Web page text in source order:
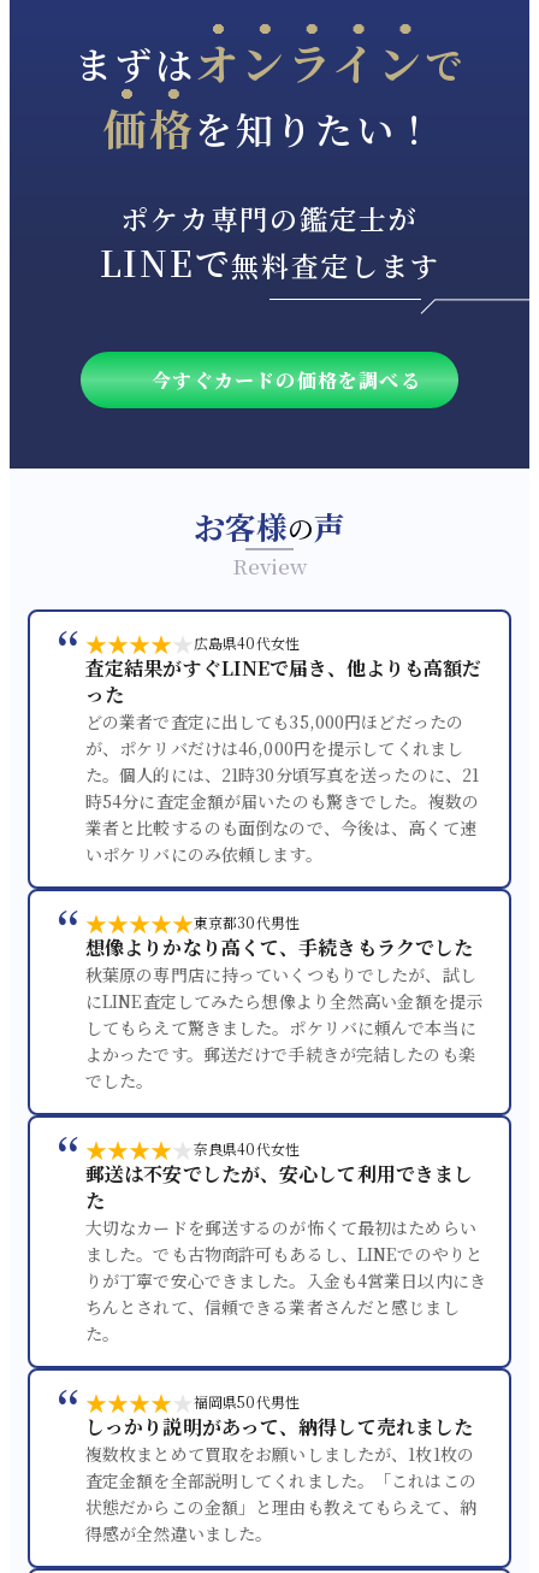
まずはオンラインで
価格を知りたい！
ポケカ専門の鑑定士が
LINEで無料査定します
今すぐカードの価格を調べる
お客様の声
Review
“ ★★★★★ 広島県40代女性
査定結果がすぐLINEで届き、他よりも高額だ
った
どの業者で査定に出しても35,000円ほどだったの
が、ポケリバだけは46,000円を提示してくれまし
た。個人的には、21時30分頃写真を送ったのに、21
時54分に査定金額が届いたのも驚きでした。複数の
業者と比較するのも面倒なので、今後は、高くて速
いポケリバにのみ依頼します。
“ ★★★★★東京都30代男性
想像よりかなり高くて、手続きもラクでした
秋葉原の専門店に持っていくつもりでしたが、試し
にLINE査定してみたら想像より全然高い金額を提示
してもらえて驚きました。ポケリバに頼んで本当に
よかったです。郵送だけで手続きが完結したのも楽
でした。
“ ★★★★★奈良県40代女性
郵送は不安でしたが、安心して利用できまし
た
大切なカードを郵送するのが怖くて最初はためらい
ました。でも古物商許可もあるし、LINEでのやりと
りが丁寧で安心できました。入金も4営業日以内にき
ちんとされて、信頼できる業者さんだと感じまし
た。
“ ★★★★★福岡県50代男性
しっかり説明があって、納得して売れました
複数枚まとめて買取をお願いしましたが、1枚1枚の
査定金額を全部説明してくれました。「これはこの
状態だからこの金額」と理由も教えてもらえて、納
得感が全然違いました。